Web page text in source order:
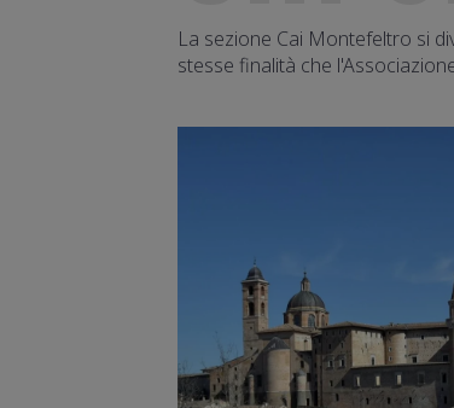
La sezione Cai Montefeltro si
stesse finalità che